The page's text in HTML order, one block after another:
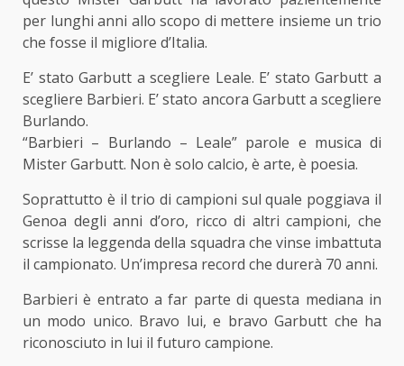
per lunghi anni allo scopo di mettere insieme un trio
che fosse il migliore d’Italia.
E’ stato Garbutt a scegliere Leale. E’ stato Garbutt a
scegliere Barbieri. E’ stato ancora Garbutt a scegliere
Burlando.
“Barbieri – Burlando – Leale” parole e musica di
Mister Garbutt. Non è solo calcio, è arte, è poesia.
Soprattutto è il trio di campioni sul quale poggiava il
Genoa degli anni d’oro, ricco di altri campioni, che
scrisse la leggenda della squadra che vinse imbattuta
il campionato. Un’impresa record che durerà 70 anni.
Barbieri è entrato a far parte di questa mediana in
un modo unico. Bravo lui, e bravo Garbutt che ha
riconosciuto in lui il futuro campione.